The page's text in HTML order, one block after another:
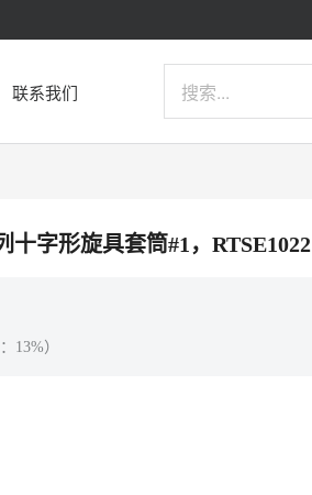
联系我们
十字形旋具套筒#1，RTSE1022
13%）